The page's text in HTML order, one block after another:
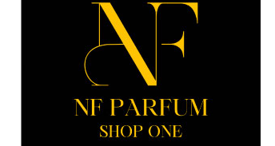
Ali Məhkəmə: Müqavilə olmasa da,
müəllif qonorarı ödənilməlidir
- 11:00
Rusiya Qara dənizdə üç yük gəmisini